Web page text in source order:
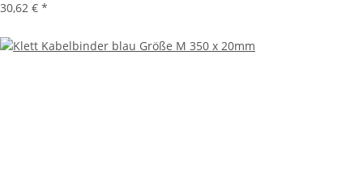
30,62 € *